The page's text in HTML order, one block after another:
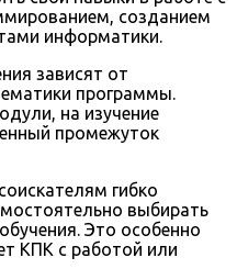
созданием
информатики.
зависят от
программы.
на изучение
промежуток
гибко
выбирать
Это особенно
КПК с работой или